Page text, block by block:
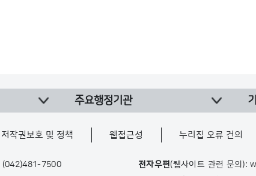
주요행정기관
저작권보호 및 정책 웹접근성 누리집 오류 건의
(042)481-7500
전자우편(웹사이트 관련 문의